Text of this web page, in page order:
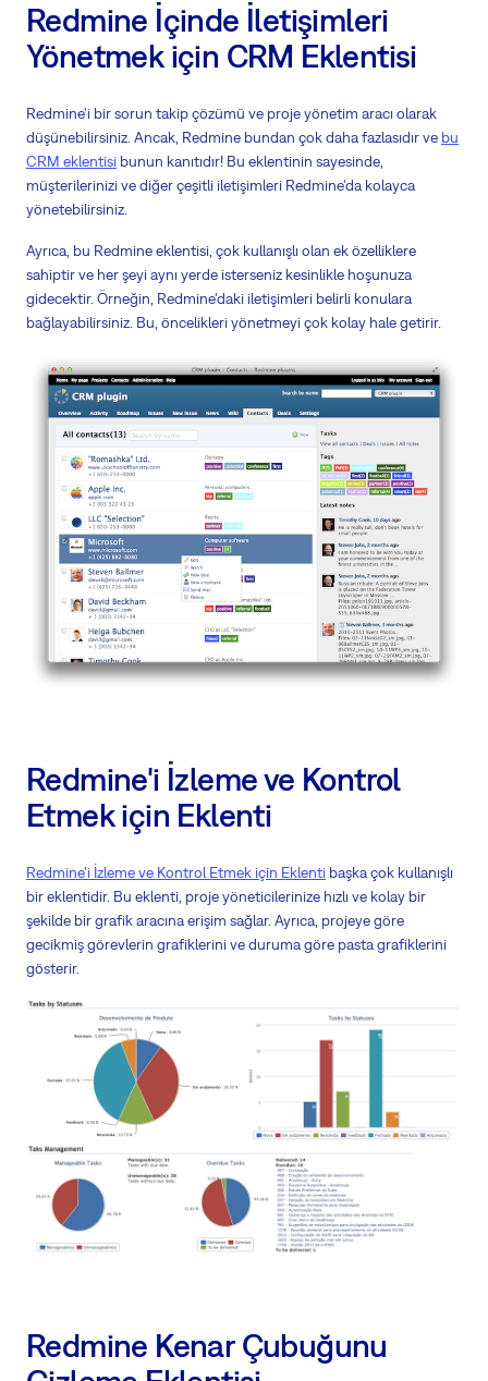
Redmine İçinde İletişimleri
Yönetmek için CRM Eklentisi
Redmine'i bir sorun takip çözümü ve proje yönetim aracı olarak
düşünebilirsiniz. Ancak, Redmine bundan çok daha fazlasıdır ve bu
CRM eklentisi bunun kanıtıdır! Bu eklentinin sayesinde,
müşterilerinizi ve diğer çeşitli iletişimleri Redmine'da kolayca
yönetebilirsiniz.
Ayrıca, bu Redmine eklentisi, çok kullanışlı olan ek özelliklere
sahiptir ve her şeyi aynı yerde isterseniz kesinlikle hoşunuza
gidecektir. Örneğin, Redmine'daki iletişimleri belirli konulara
bağlayabilirsiniz. Bu, öncelikleri yönetmeyi çok kolay hale getirir.
Redmine'i İzleme ve Kontrol
Etmek için Eklenti
Redmine'i İzleme ve Kontrol Etmek için Eklenti başka çok kullanışlı
bir eklentidir. Bu eklenti, proje yöneticilerinize hızlı ve kolay bir
şekilde bir grafik aracına erişim sağlar. Ayrıca, projeye göre
gecikmiş görevlerin grafiklerini ve duruma göre pasta grafiklerini
gösterir.
Redmine Kenar Çubuğunu